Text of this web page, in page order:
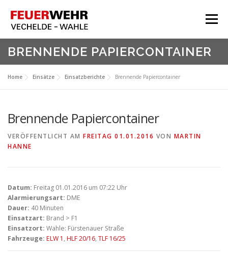
Inhalt
springen
Menü
HOME
BRENNENDE PAPIERCONTAINER
Home Einsätze Einsatzberichte Brennende Papiercontainer
Brennende Papiercontainer
VERÖFFENTLICHT AM FREITAG 01.01.2016 VON MARTIN
HANNE
Datum: Freitag 01.01.2016 um 07:22 Uhr
Alarmierungsart: DME
Dauer: 40 Minuten
Einsatzart: Brand > F1
Einsatzort: Wahle: Fürstenauer Straße
Fahrzeuge: ELW 1 , HLF 20/16, TLF 16/25